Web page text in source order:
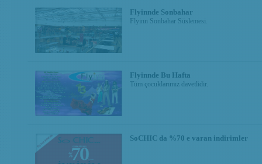
Flyinnde Sonbahar
Flyinn Sonbahar Süslemesi.
Flyinnde Bu Hafta
Tüm çocuklarımız davetlidir.
SoCHIC da %70 e varan indirimler